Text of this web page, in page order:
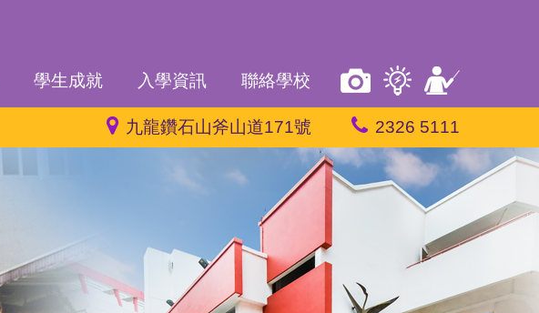
學生成就 入學資訊 聯絡學校
九龍鑽石山斧山道171號 2326 5111